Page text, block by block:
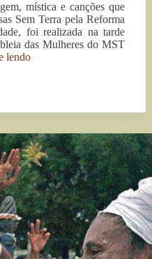
mística e canções que
Sem Terra pela Reforma
foi realizada na tarde
das Mulheres do MST
lendo“Mulheres
fortalecer
o
combate
ao
capitalismo
e
agronegócio”